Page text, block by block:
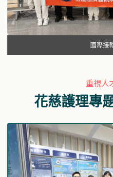
國際接
重視人
花慈護理專